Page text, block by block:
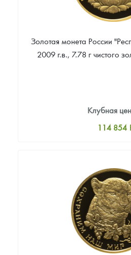
Золотая монета России
2009 г.в., 7.78 г чистого
Клубная
114 854
Цена